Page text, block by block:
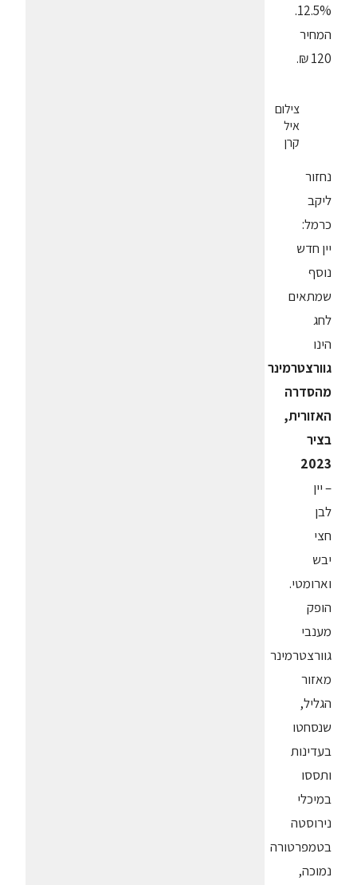
12.5%.
המחיר
120 ₪.
צילום
איל
קרן
נחזור
ליקב
כרמל:
יין חדש
נוסף
שמתאים
לחג
הינו
גוורצטרמינר
מהסדרה
האזורית,
בציר
2023
– יין
לבן
חצי
יבש
וארומטי.
הופק
מענבי
גוורצטרמינר
מאזור
הגליל,
שנסחטו
בעדינות
ותססו
במיכלי
נירוסטה
בטמפרטורה
נמוכה,